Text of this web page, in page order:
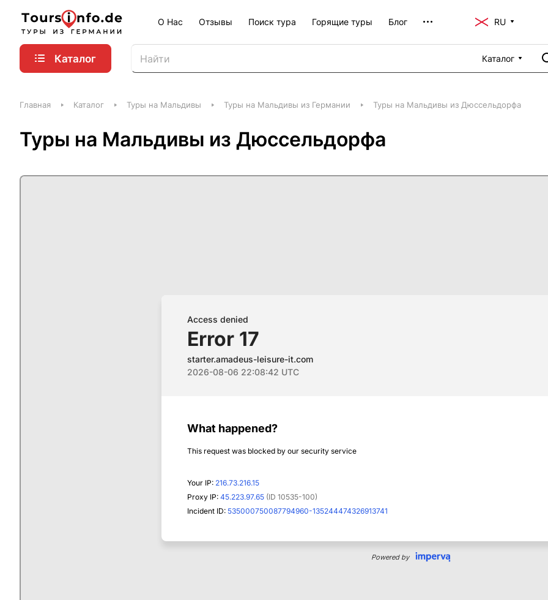
О Нас Отзывы Поиск тура Горящие туры Блог RU
Каталог Каталог
Главная Каталог Туры на Мальдивы Туры на Мальдивы из Германии Туры на Мальдивы из Дюссельдорфа
Туры на Мальдивы из Дюссельдорфа